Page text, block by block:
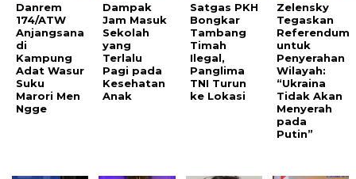
Danrem
174/ATW
Anjangsana
di
Kampung
Adat Wasur
Suku
Marori Men
Ngge
Dampak
Jam Masuk
Sekolah
yang
Terlalu
Pagi pada
Kesehatan
Anak
Satgas PKH
Bongkar
Tambang
Timah
Ilegal,
Panglima
TNI Turun
ke Lokasi
Zelensky
Tegaskan
Referendum
untuk
Penyerahan
Wilayah:
“Ukraina
Tidak Akan
Menyerah
pada
Putin”